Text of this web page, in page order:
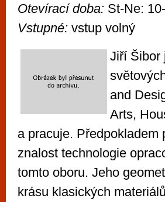
Otevírací doba: St-Ne:
Vstupné: vstup volný
Jiří Šibor
and
Arts,
a pracuje. Předpokladem
znalost technologie
tomto oboru. Jeho
krásu klasických